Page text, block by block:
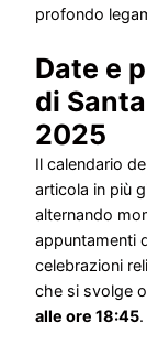
profondo
Date e
di
2025
Il calendario
articola in più
alternando
appuntamenti
celebrazioni
che si svolge
alle ore 18:45.